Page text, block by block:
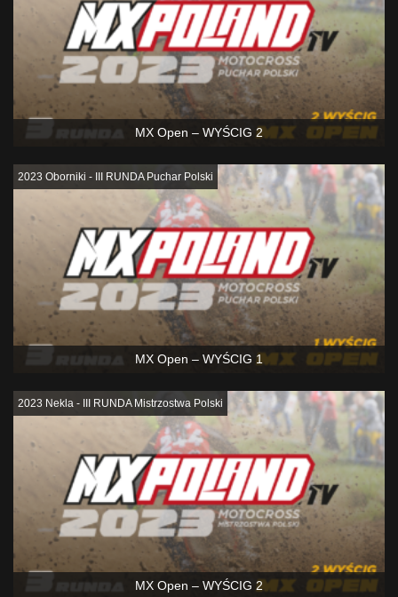
MX Open – WYŚCIG 2
MX Open – WYŚCIG 1
2023 Oborniki - III RUNDA Puchar Polski
MX Open – WYŚCIG 2
2023 Nekla - III RUNDA Mistrzostwa Polski